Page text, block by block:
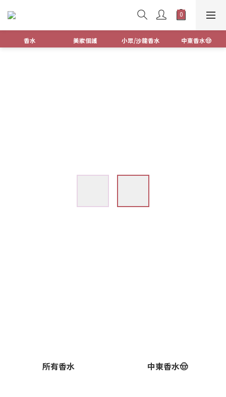
香水 美妝個護 小眾/沙龍香水 中東香水🤠
所有香水 中東香水🤠